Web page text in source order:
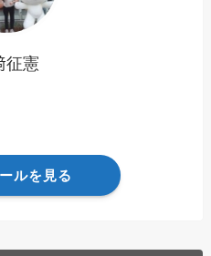
征憲
ルを見る